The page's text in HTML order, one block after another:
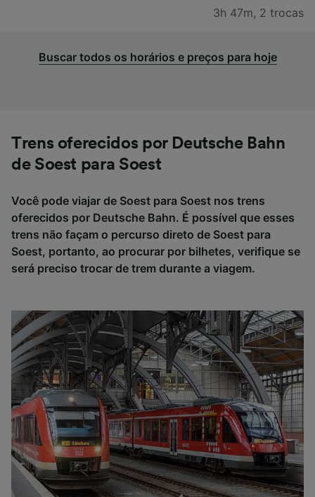
3h 47m, 2 trocas
Buscar todos os horários e preços para hoje
Trens oferecidos por Deutsche Bahn
de Soest para Soest
Você pode viajar de Soest para Soest nos trens
oferecidos por Deutsche Bahn. É possível que esses
trens não façam o percurso direto de Soest para
Soest, portanto, ao procurar por bilhetes, verifique se
será preciso trocar de trem durante a viagem.